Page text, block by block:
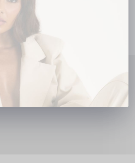
encontrado...